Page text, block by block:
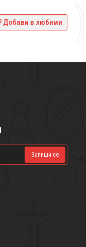
Добави в любими
Запиши се